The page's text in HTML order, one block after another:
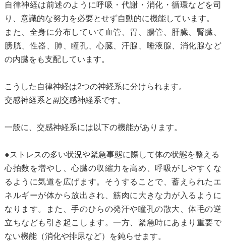
自律神経は前述のように呼吸・代謝・消化・循環などを司
り、意識的な努力を必要とせず自動的に機能しています。
また、全身に分布していて血管、胃、腸管、肝臓、腎臓、
膀胱、性器、肺、瞳孔、心臓、汗腺、唾液腺、消化腺など
の内臓をも支配しています。
こうした自律神経は2つの神経系に分けられます。
交感神経系と副交感神経系です。
一般に、交感神経系には以下の機能があります。
●ストレスの多い状況や緊急事態に際して体の状態を整える
心拍数を増やし、心臓の収縮力を高め、呼吸がしやすくな
るように気道を広げます。そうすることで、蓄えられたエ
ネルギーが体から放出され、筋肉に大きな力が入るように
なります。また、手のひらの発汗や瞳孔の散大、体毛の逆
立ちなども引き起こします。一方、緊急時にあまり重要で
ない機能（消化や排尿など）を鈍らせます。